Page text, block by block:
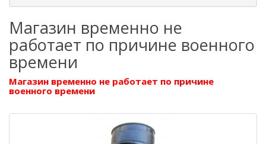
Магазин временно не
работает по причине военного
времени
Магазин временно не работает по причине
военного времени